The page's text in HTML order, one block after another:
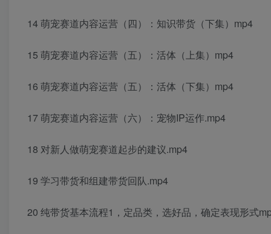
14 萌宠赛道内容运营（四）：知识带货（下集）mp4
15 萌宠赛道内容运营（五）：活体（上集）mp4
16 萌宠赛道内容运营（五）：活体（下集）mp4
17 萌宠赛道内容运营（六）：宠物IP运作.mp4
18 对新人做萌宠赛道起步的建议.mp4
19 学习带货和组建带货回队.mp4
20 纯带货基本流程1，定品类，选好品，确定表现形式